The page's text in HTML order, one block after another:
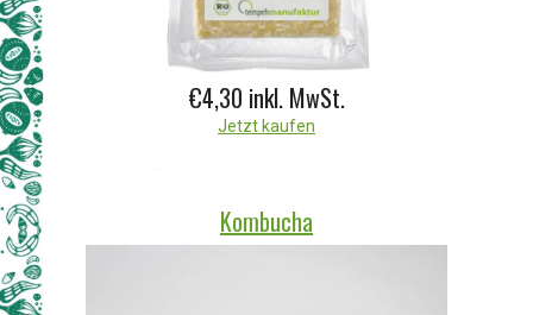
€4,30 inkl. MwSt.
Jetzt kaufen
Kombucha